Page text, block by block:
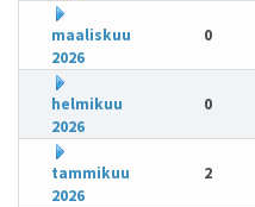
maaliskuu
2026
0
helmikuu
2026
0
tammikuu
2026
2